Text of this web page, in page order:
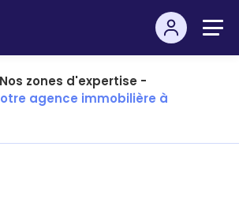
Nos zones d'expertise -
agence immobilière à